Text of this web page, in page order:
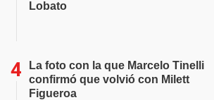
Lobato
La foto con la que Marcelo Tinelli
confirmó que volvió con Milett
Figueroa